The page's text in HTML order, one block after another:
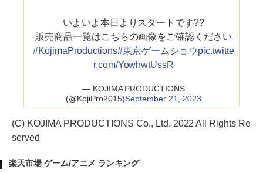
いよいよ本日よりスタートです??
販売商品一覧はこちらの画像をご確認ください
#KojimaProductions#東京ゲームショウpic.twitte
r.com/YowhwtUssR
— KOJIMA PRODUCTIONS
(@KojiPro2015)September 21, 2023
(C) KOJIMA PRODUCTIONS Co., Ltd. 2022 All Rights Re
served
楽天市場 ゲーム/アニメ ランキング